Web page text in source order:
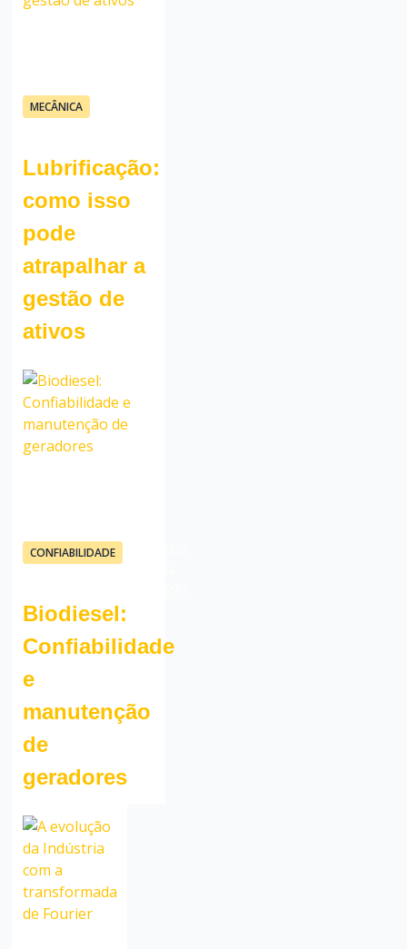
MECÂNICA
Lubrificação:
como isso
pode
atrapalhar a
gestão de
ativos
CONFIABILIDADE
Biodiesel:
Confiabilidade
e
manutenção
de
geradores